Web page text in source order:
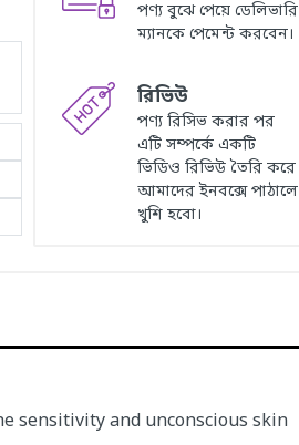
পণ্য বুঝে পেয়ে ডেলিভারি
ম্যানকে পেমেন্ট করবেন।
রিভিউ
পণ্য রিসিভ করার পর
এটি সম্পর্কে একটি
ভিডিও রিভিউ তৈরি করে
আমাদের ইনবক্সে পাঠালে
খুশি হবো।
sensitivity and unconscious skin